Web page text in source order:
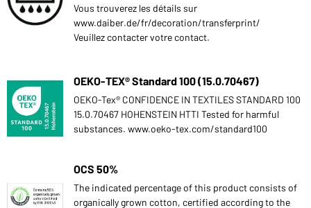
Vous trouverez les détails sur
www.daiber.de/fr/decoration/transferprint/
Veuillez contacter votre contact.
OEKO-TEX® Standard 100 (15.0.70467)
OEKO-Tex® CONFIDENCE IN TEXTILES STANDARD 100
15.0.70467 HOHENSTEIN HTTI Tested for harmful
substances. www.oeko-tex.com/standard100
OCS 50%
The indicated percentage of this product consists of
organically grown cotton, certified according to the